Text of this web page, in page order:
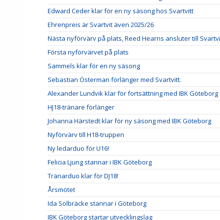
Edward Ceder klar för en ny säsong hos Svartvitt
Ehrenpreis är Svartvit även 2025/26
Nästa nyförvärv på plats, Reed Hearns ansluter till
Första nyförvärvet på plats
Sammels klar för en ny säsong
Sebastian Österman förlänger med Svartvitt.
Alexander Lundvik klar för fortsättning med IBK Göteborg
HJ18-tränare förlänger
Johanna Härstedt klar för ny säsong med IBK Göteborg
Nyförvärv till H18-truppen
Ny ledarduo för U16!
Felicia Ljung stannar i IBK Göteborg
Tränarduo klar för DJ18!
Årsmötet
Ida Solbräcke stannar i Göteborg
IBK Göteborg startar utvecklingslag